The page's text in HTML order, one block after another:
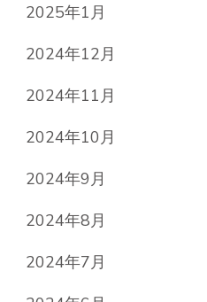
2025年1月
2024年12月
2024年11月
2024年10月
2024年9月
2024年8月
2024年7月